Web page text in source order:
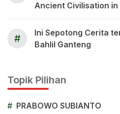
Ancient Civilisation
#
Ini Sepotong Cerita
Bahlil Ganteng
Topik Pilihan
# PRABOWO SUBIANTO